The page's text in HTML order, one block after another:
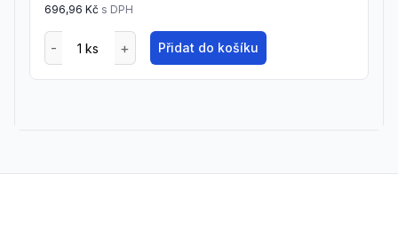
696,96 Kč s DPH
Přidat do košíku